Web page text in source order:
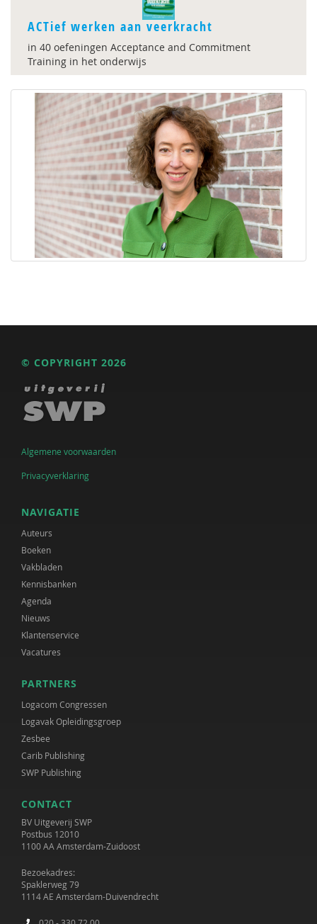
ACTief werken aan veerkracht
in 40 oefeningen Acceptance and Commitment
Training in het onderwijs
© COPYRIGHT 2026
Algemene voorwaarden
Privacyverklaring
NAVIGATIE
Auteurs
Boeken
Vakbladen
Kennisbanken
Agenda
Nieuws
Klantenservice
Vacatures
PARTNERS
Logacom Congressen
Logavak Opleidingsgroep
Zesbee
Carib Publishing
SWP Publishing
CONTACT
BV Uitgeverij SWP
Postbus 12010
1100 AA Amsterdam-Zuidoost
Bezoekadres:
Spaklerweg 79
1114 AE Amsterdam-Duivendrecht